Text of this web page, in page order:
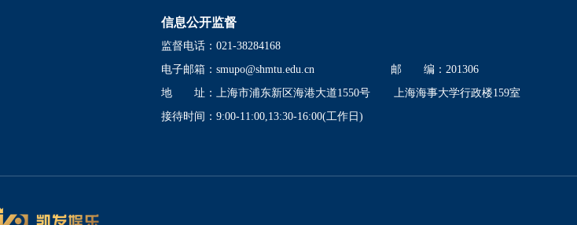
信息公开监督
监督电话：021-38284168
电子邮箱： smupo@shmtu.edu.cn
邮 编：201306
地 址：上海市浦东新区海港大道1550号
上海海事大学行政楼159室
接待时间：9:00-11:00,13:30-16:00(工作日)